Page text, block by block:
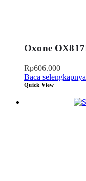
Oxone
Rp606.000
Baca selengkapnya
Quick View